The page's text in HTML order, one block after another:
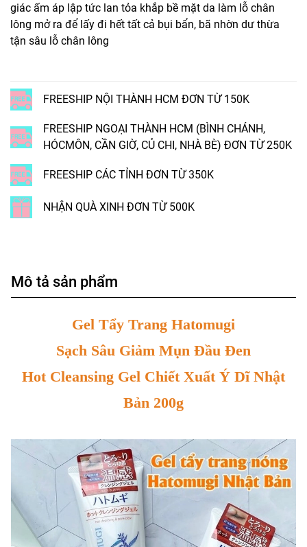
giác ấm áp lập tức lan tỏa khắp bề mặt da làm lỗ chân
lông mở ra để lấy đi hết tất cả bụi bẩn, bã nhờn dư thừa
tận sâu lỗ chân lông
FREESHIP NỘI THÀNH HCM ĐƠN TỪ 150K
FREESHIP NGOẠI THÀNH HCM (BÌNH CHÁNH,
HÓCMÔN, CẦN GIỜ, CỦ CHI, NHÀ BÈ) ĐƠN TỪ 250K
FREESHIP CÁC TỈNH ĐƠN TỪ 350K
NHẬN QUÀ XINH ĐƠN TỪ 500K
Mô tả sản phẩm
Gel Tẩy Trang Hatomugi
Sạch Sâu Giảm Mụn Đầu Đen
Hot Cleansing Gel Chiết Xuất Ý Dĩ Nhật
Bản 200g